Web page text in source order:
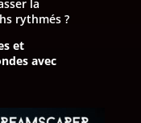
la
rythmés ?
et
avec